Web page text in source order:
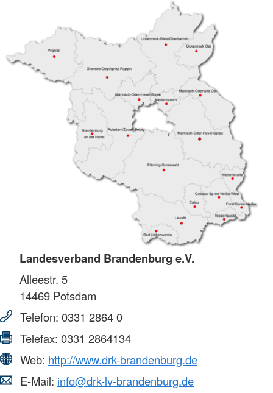
Landesverband Brandenburg e.V.
Alleestr. 5
14469 Potsdam
Telefon: 0331 2864 0
Telefax: 0331 2864134
Web: http://www.drk-brandenburg.de
E-Mail: info@drk-lv-brandenburg.de